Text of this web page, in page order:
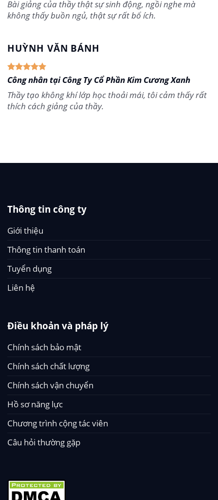
Bài giảng của thầy thật sự sinh động, ngồi nghe mà
không thấy buồn ngủ, thật sự rất bổ ích.
HUỲNH VĂN BÁNH
Công nhân tại Công Ty Cổ Phần Kim Cương Xanh
Thầy tạo không khí lớp học thoải mái, tôi cảm thấy rất
thích cách giảng của thầy.
Thông tin công ty
Giới thiệu
Thông tin thanh toán
Tuyển dụng
Liên hệ
Điều khoản và pháp lý
Chính sách bảo mật
Chính sách chất lượng
Chính sách vận chuyển
Hồ sơ năng lực
Chương trình cộng tác viên
Câu hỏi thường gặp